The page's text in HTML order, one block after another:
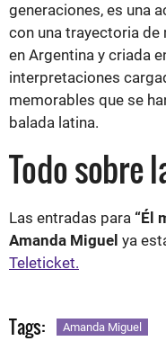
generaciones, es una
con una trayectoria de
en Argentina y criada
interpretaciones
memorables que se
balada latina.
Todo sobre
Las entradas para “Él
Amanda Miguel ya
Teleticket.
Tags: Amanda Miguel